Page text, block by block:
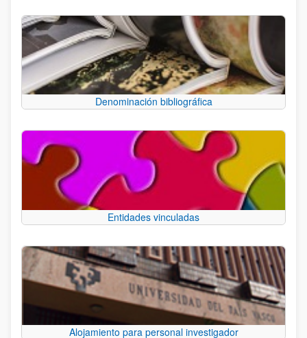
Denominación bibliográfica
Entidades vinculadas
Alojamiento para personal investigador